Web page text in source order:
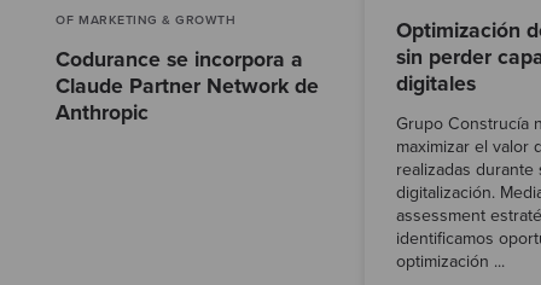
OF MARKETING & GROWTH
Codurance se incorpora a
Claude Partner Network de
Anthropic
Optimización
sin perder
digitales
Grupo Construcía
maximizar el valor
realizadas
digitalización.
assessment
identificamos
optimización ...